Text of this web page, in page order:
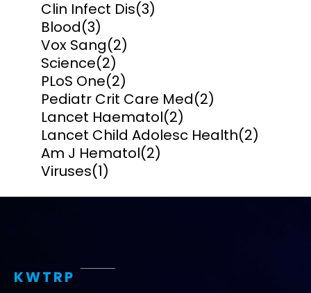
Clin Infect Dis(3)
Blood(3)
Vox Sang(2)
Science(2)
PLoS One(2)
Pediatr Crit Care Med(2)
Lancet Haematol(2)
Lancet Child Adolesc Health(2)
Am J Hematol(2)
Viruses(1)
KWTRP